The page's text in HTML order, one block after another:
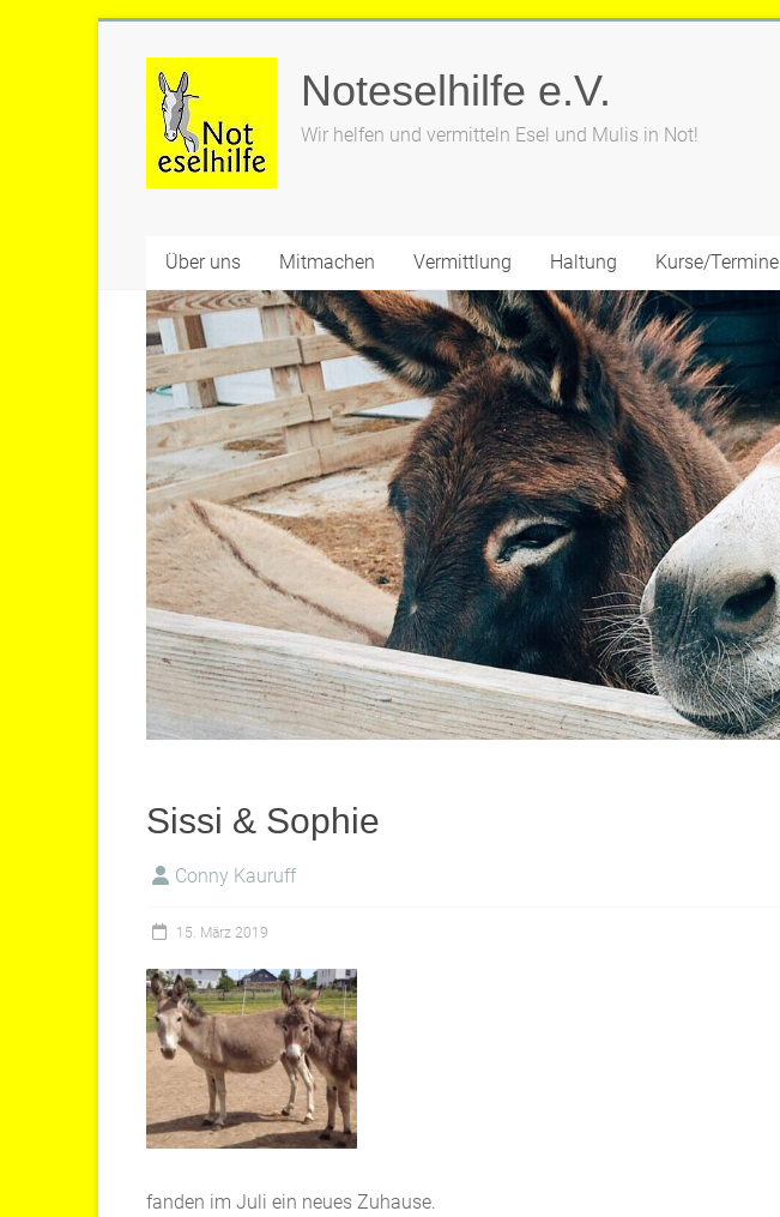
springen
Noteselhilfe e.V.
Wir helfen und vermitteln Esel und Mulis in Not!
Über uns Mitmachen Vermittlung Haltung Kurse/Termine
Sissi & Sophie
Conny Kauruff
15. März 2019
fanden im Juli ein neues Zuhause.